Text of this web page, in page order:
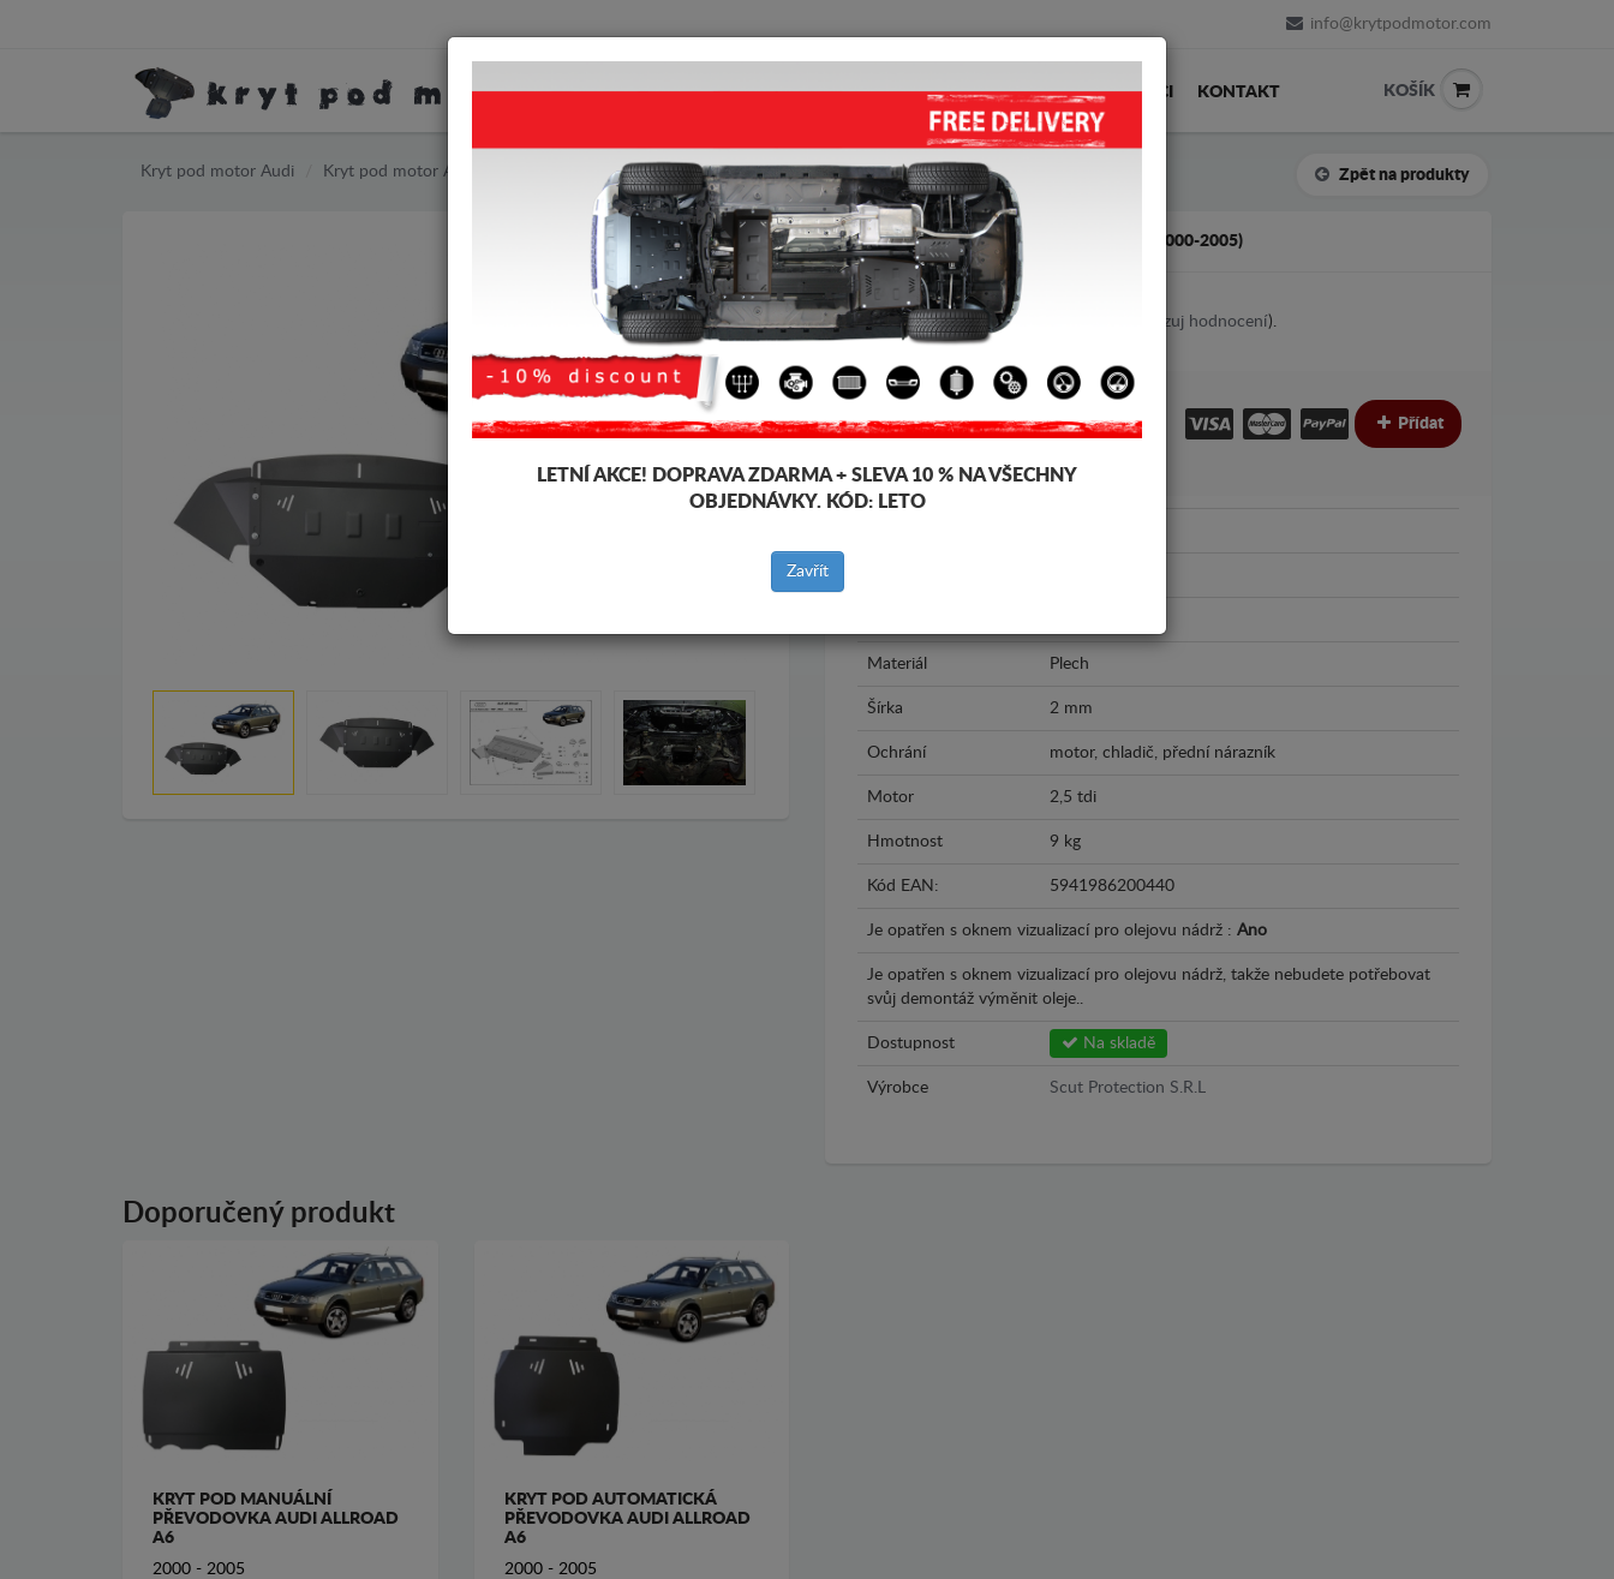
info@krytpodmotor.com
KRYT POD MOTOR HOME DOPRAVA FEEDBACK PRODEJCI KONTAKT KOŠÍK
Kryt pod motor Audi Kryt pod motor Audi Allroad Zpět na produkty
KRYT POD MOTOR AUDI ALLROAD A6 (2000-2005)
4.00 out of5stars based on Ukazuj hodnocení).
Kód výrobku: 30.005
170 €
163€ Přídat
Materiál Plech
Šírka 2 mm
Ochrání motor, chladič, přední nárazník
Motor 2,5 tdi
Hmotnost 9 kg
Kód EAN: 5941986200440
Je opatřen s oknem vizualizací pro olejovu nádrž : Ano
Je opatřen s oknem vizualizací pro olejovu nádrž, takže nebudete potřebovat
svůj demontáž výměnit oleje..
Dostupnost Na skladě
Výrobce Scut Protection S.R.L
Doporučený produkt
KRYT POD MANUÁLNÍ
PŘEVODOVKA AUDI ALLROAD
A6
2000 - 2005
KRYT POD AUTOMATICKÁ
PŘEVODOVKA AUDI ALLROAD
A6
2000 - 2005
LETNÍ AKCE! DOPRAVA ZDARMA + SLEVA 10 % NA VŠECHNY
OBJEDNÁVKY. KÓD: LETO
Zavřít